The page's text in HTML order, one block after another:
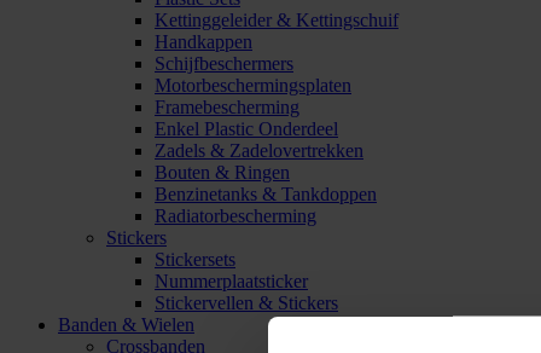
Kettinggeleider & Kettingschuif
Handkappen
Schijfbeschermers
Motorbeschermingsplaten
Framebescherming
Enkel Plastic Onderdeel
Zadels & Zadelovertrekken
Bouten & Ringen
Benzinetanks & Tankdoppen
Radiatorbescherming
Stickers
Stickersets
Nummerplaatsticker
Stickervellen & Stickers
Banden & Wielen
Crossbanden